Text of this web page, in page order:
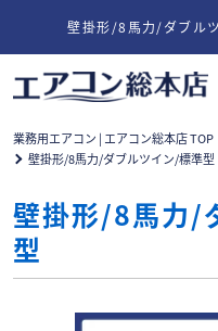
壁掛形/8馬力/ダブル
業務用エアコン | エアコン総本店 TOP
壁掛形/8馬力/ダブルツイン/標準型
壁掛形/8馬力/
型